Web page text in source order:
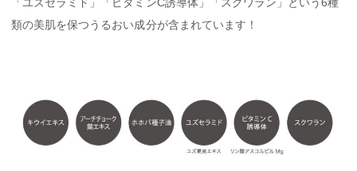
類の美肌を保つうるおい成分が含まれています！